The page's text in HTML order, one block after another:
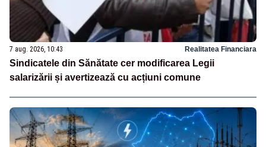
7 aug. 2026, 10:43 Realitatea Financiara
Sindicatele din Sănătate cer modificarea Legii
salarizării și avertizează cu acțiuni comune